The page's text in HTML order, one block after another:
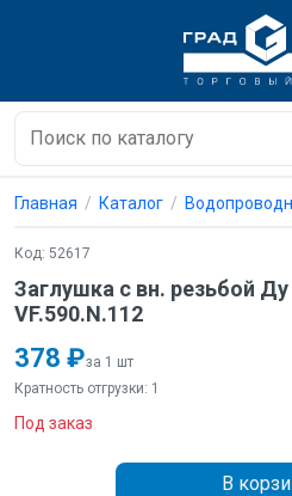
Главная Каталог
Код: 52617
Заглушка с вн. резьбой
VF.590.N.112
378 ₽за 1 шт
Кратность отгрузки: 1
Под заказ
В